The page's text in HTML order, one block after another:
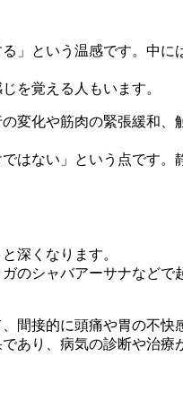
」という温感です。中
を覚える人もいます。
変化や筋肉の緊張緩和
はない」という点です
深くなります。
のシャバアーサナなど
接的に頭痛や胃の不快
り、病気の診断や治